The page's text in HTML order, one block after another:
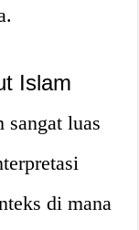
Islam
luas
di mana